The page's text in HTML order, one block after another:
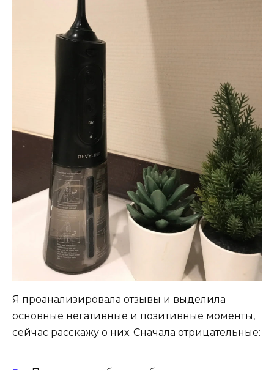
Я проанализировала отзывы и выделила
основные негативные и позитивные моменты,
сейчас расскажу о них. Сначала отрицательные: